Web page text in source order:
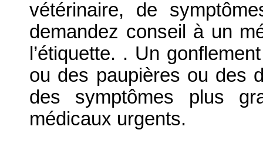
vétérinaire, de
demandez conseil à un
l’étiquette. . Un
ou des paupières ou des
des symptômes plus
médicaux urgents.